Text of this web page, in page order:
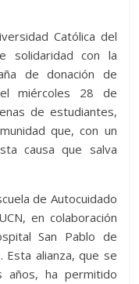
Católica del
solidaridad con la
de donación de
miércoles 28 de
de estudiantes,
que, con un
causa que salva
de Autocuidado
en colaboración
San Pablo de
Esta alianza, que se
años, ha permitido